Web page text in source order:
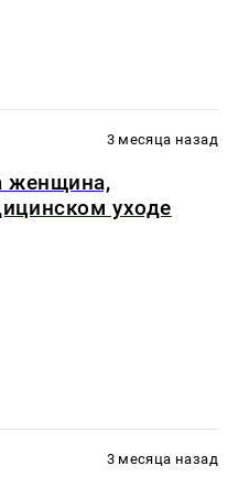
3 месяца назад
женщина,
уходе
3 месяца назад